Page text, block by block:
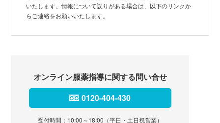
いたします。情報について誤りがある場合は、以下のリンクか
らご連絡をお願いいたします。
オンライン服薬指導に関する問い合せ
0120-404-430
受付時間：10:00～18:00（平日・土日祝営業）